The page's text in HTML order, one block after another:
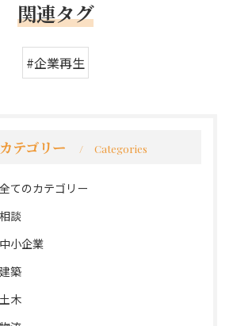
関連タグ
#企業再生
カテゴリー Categories
全てのカテゴリー
相談
中小企業
建築
土木